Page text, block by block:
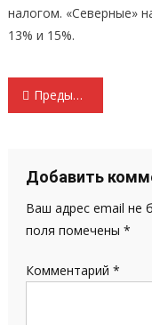
налогом. «Северные»
13% и 15%.
Навигация
записям
Предыдущая запись
Добавить
Ваш адрес email не
поля помечены *
Комментарий *